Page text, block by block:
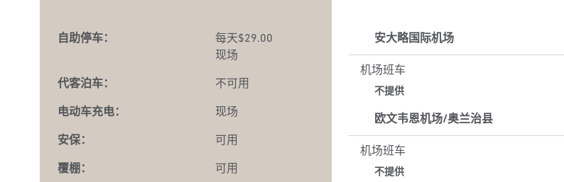
自助停车：
每天$29.00
现场
代客泊车： 不可用
电动车充电： 现场
安保： 可用
覆棚： 可用
安大略国际机场
机场班车
不提供
欧文韦恩机场/奥兰治县
机场班车
不提供